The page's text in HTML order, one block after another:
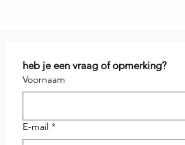
heb je een vraag of opmerking?
Voornaam
E-mail *